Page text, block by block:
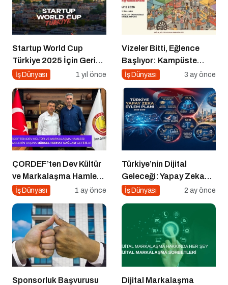
Startup World Cup
Türkiye 2025 İçin Geri
Sayım!
İş Dünyası 1 yıl önce
Vizeler Bitti, Eğlence
Başlıyor: Kampüste
Bahar Festivali Kaçmaz!
İş Dünyası 3 ay önce
ÇORDEF’ten Dev Kültür
ve Markalaşma Hamlesi:
Projelerin Başına Mürsel
İş Dünyası 1 ay önce
Türkiye’nin Dijital
Geleceği: Yapay Zeka
Çağında “BİLGE”
İş Dünyası 2 ay önce
Sponsorluk Başvurusu
Dijital Markalaşma